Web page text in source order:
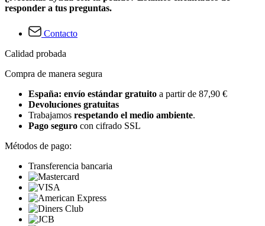
responder a tus preguntas.
Contacto
Calidad probada
Compra de manera segura
España: envío estándar gratuito a partir de 87,90 €
Devoluciones gratuitas
Trabajamos respetando el medio ambiente.
Pago seguro con cifrado SSL
Métodos de pago:
Transferencia bancaria